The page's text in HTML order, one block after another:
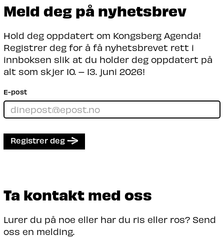
Meld deg på nyhetsbrev
Hold deg oppdatert om Kongsberg Agenda!
Registrer deg for å få nyhetsbrevet rett i
innboksen slik at du holder deg oppdatert på
alt som skjer 10. – 13. juni 2026!
E-post
Registrer deg
Ta kontakt med oss
Lurer du på noe eller har du ris eller ros? Send
oss en melding.